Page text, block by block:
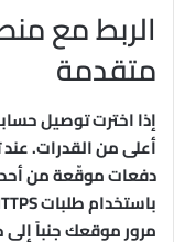
متقدمة
أعلى من القدرات.
مرور موقعك جنباً إلى